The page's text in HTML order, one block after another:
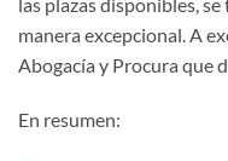
manera excepcional. A
Abogacía y Procura que
En resumen: